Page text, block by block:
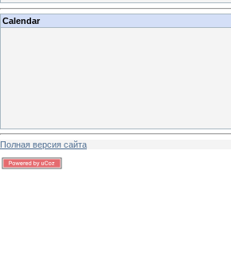
Calendar
Полная версия сайта